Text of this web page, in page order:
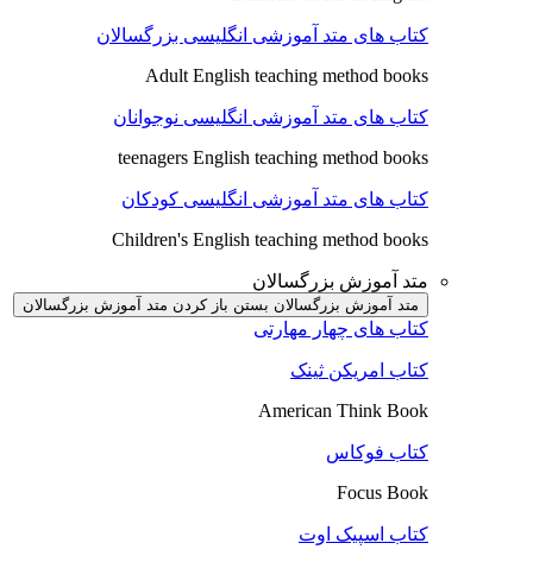
کتاب های متد آموزشی انگلیسی بزرگسالان
Adult English teaching method books
کتاب های متد آموزشی انگلیسی نوجوانان
teenagers English teaching method books
کتاب های متد آموزشی انگلیسی کودکان
Children's English teaching method books
متد آموزش بزرگسالان
متد آموزش بزرگسالان بستن باز کردن متد آموزش بزرگسالان
کتاب های چهار مهارتی
کتاب امریکن ثینک
American Think Book
کتاب فوکاس
Focus Book
کتاب اسپیک اوت